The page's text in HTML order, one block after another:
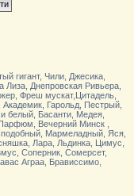
гигант, Чили, Джесика,
Днепровская Ривьера,
Фреш мускат,Цитадель,
Гарольд, Пестрый,
белый, Басанти, Медея,
Вечерний Минск ,
Мармеладный, Яся,
Лара, Льдинка, Цимус,
Соперник, Сомерсет,
Аграа, Брависсимо,